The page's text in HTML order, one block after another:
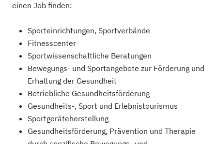
einen Job finden:
Sporteinrichtungen, Sportverbände
Fitnesscenter
Sportwissenschaftliche Beratungen
Bewegungs- und Sportangebote zur Förderung und
Erhaltung der Gesundheit
Betriebliche Gesundheitsförderung
Gesundheits-, Sport und Erlebnistourismus
Sportgeräteherstellung
Gesundheitsförderung, Prävention und Therapie